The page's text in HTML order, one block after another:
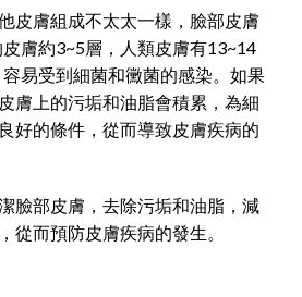
皮膚組成不太太一樣，臉部皮膚
膚約3~5層，人類皮膚有13~14
易受到細菌和黴菌的感染。如果
膚上的污垢和油脂會積累，為細
好的條件，從而導致皮膚疾病的
臉部皮膚，去除污垢和油脂，減
從而預防皮膚疾病的發生。